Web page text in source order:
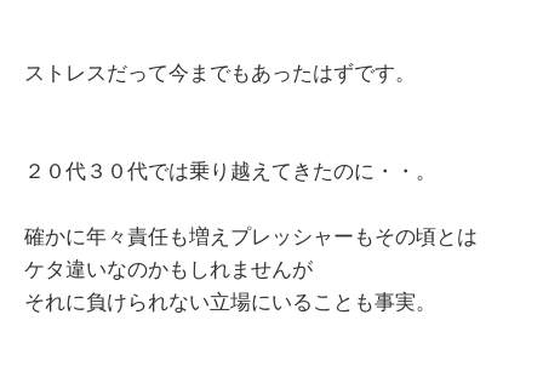
ストレスだって今までもあったはずです。
２０代３０代では乗り越えてきたのに・・。
確かに年々責任も増えプレッシャーもその頃とは
ケタ違いなのかもしれませんが
それに負けられない立場にいることも事実。